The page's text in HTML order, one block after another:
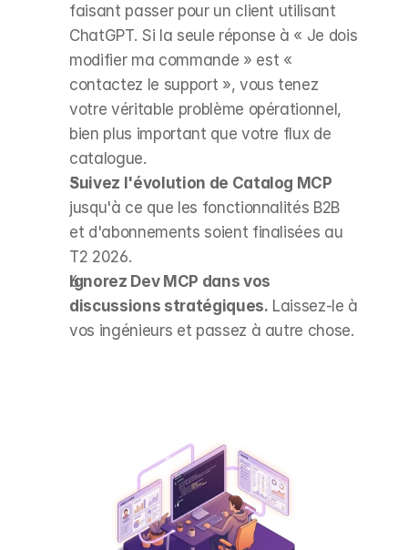
faisant passer pour un client utilisant
ChatGPT. Si la seule réponse à « Je dois
modifier ma commande » est «
contactez le support », vous tenez
votre véritable problème opérationnel,
bien plus important que votre flux de
catalogue.
Suivez l'évolution de Catalog MCP
jusqu'à ce que les fonctionnalités B2B
et d'abonnements soient finalisées au
T2 2026.
Ignorez Dev MCP dans vos
discussions stratégiques. Laissez-le à
vos ingénieurs et passez à autre chose.